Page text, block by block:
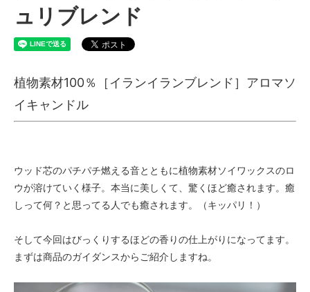
ュリブレンド
植物素材100％［イランイランブレンド］アロマソ
イキャンドル
ウッド芯のパチパチ燃える音とともに植物素材ソイワックスのロ
ウが溶けていく様子。本当に美しくて、驚くほど癒されます。癒
しって何？と思ってる人でも癒されます。（キッパリ！）
そして今回はびっくりするほどの香りの仕上がりになってます。
まずは商品のガイダンスからご紹介しますね。